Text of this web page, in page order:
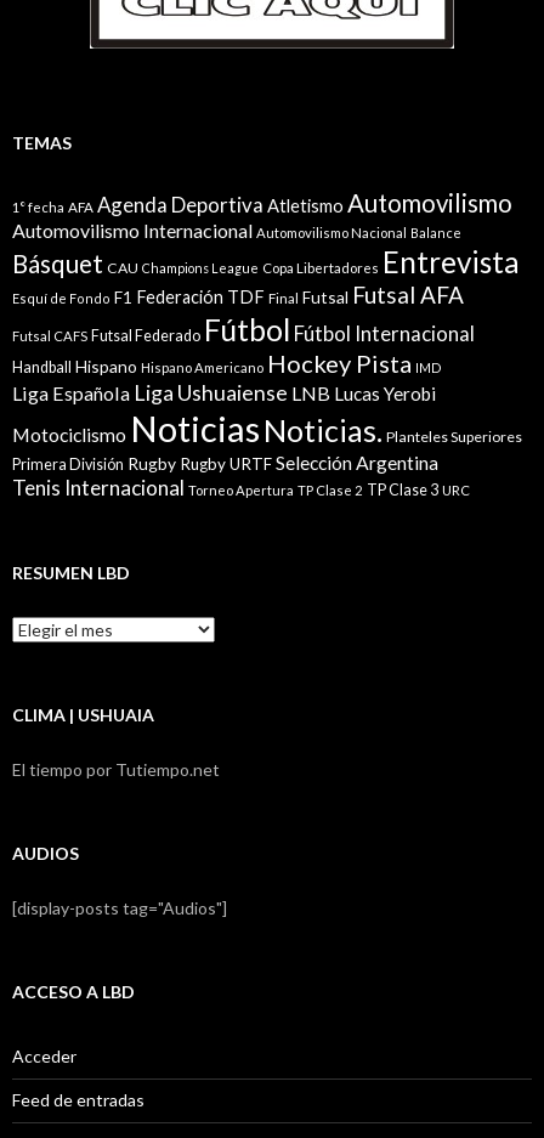
TEMAS
1° fecha AFA Agenda Deportiva Atletismo Automovilismo
Automovilismo Internacional Automovilismo Nacional Balance
Básquet CAU Champions League Copa Libertadores Entrevista
Esquí de Fondo F1 Federación TDF Final Futsal Futsal AFA
Futsal CAFS Futsal Federado Fútbol Fútbol Internacional
Handball Hispano Hispano Americano Hockey Pista IMD
Liga Española Liga Ushuaiense LNB Lucas Yerobi
Motociclismo Noticias Noticias. Planteles Superiores
Primera División Rugby Rugby URTFSelección Argentina
Tenis Internacional Torneo Apertura TP Clase 2 TP Clase 3 URC
RESUMEN LBD
Resumen
LBD
CLIMA | USHUAIA
El tiempo por Tutiempo.net
AUDIOS
[display-posts tag="Audios"]
ACCESO A LBD
Acceder
Feed de entradas